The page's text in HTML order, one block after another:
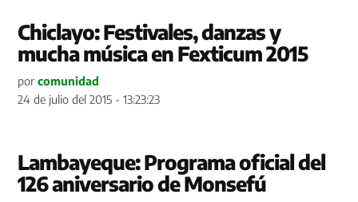
Chiclayo: Festivales, danzas y
mucha música en Fexticum 2015
por comunidad
24 de julio del 2015 - 13:23:23
Lambayeque: Programa oficial del
126 aniversario de Monsefú